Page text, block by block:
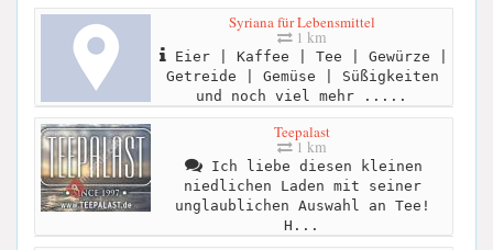
Syriana für Lebensmittel
1 km
Eier | Kaffee | Tee | Gewürze |
Getreide | Gemüse | Süßigkeiten
und noch viel mehr .....
Teepalast
1 km
Ich liebe diesen kleinen
niedlichen Laden mit seiner
unglaublichen Auswahl an Tee!
H...